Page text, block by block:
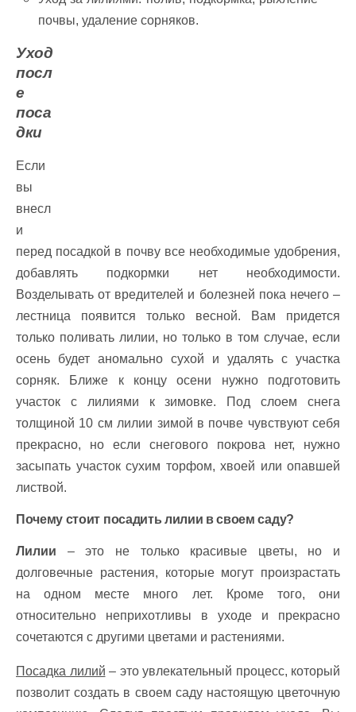
почвы, удаление сорняков.
Уход
посл
е
поса
дки
Если
вы
внесл
и
перед посадкой в ​​почву все необходимые удобрения,
добавлять подкормки нет необходимости.
Возделывать от вредителей и болезней пока нечего –
лестница появится только весной. Вам придется
только поливать лилии, но только в том случае, если
осень будет аномально сухой и удалять с участка
сорняк. Ближе к концу осени нужно подготовить
участок с лилиями к зимовке. Под слоем снега
толщиной 10 см лилии зимой в почве чувствуют себя
прекрасно, но если снегового покрова нет, нужно
засыпать участок сухим торфом, хвоей или опавшей
листвой.
Почему стоит посадить лилии в своем саду?
Лилии – это не только красивые цветы, но и
долговечные растения, которые могут произрастать
на одном месте много лет. Кроме того, они
относительно неприхотливы в уходе и прекрасно
сочетаются с другими цветами и растениями.
Посадка лилий – это увлекательный процесс, который
позволит создать в своем саду настоящую цветочную